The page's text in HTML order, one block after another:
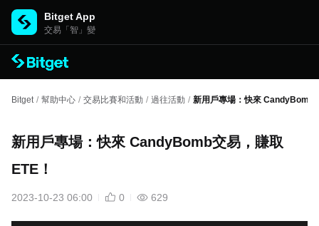
Bitget App
交易「智」變
Bitget / 幫助中心 / 交易比賽和活動 / 過往活動 / 新用戶專場：快來 CandyBomb
新用戶專場：快來 CandyBomb交易，賺取
ETE！
2023-10-23 06:00 0 629